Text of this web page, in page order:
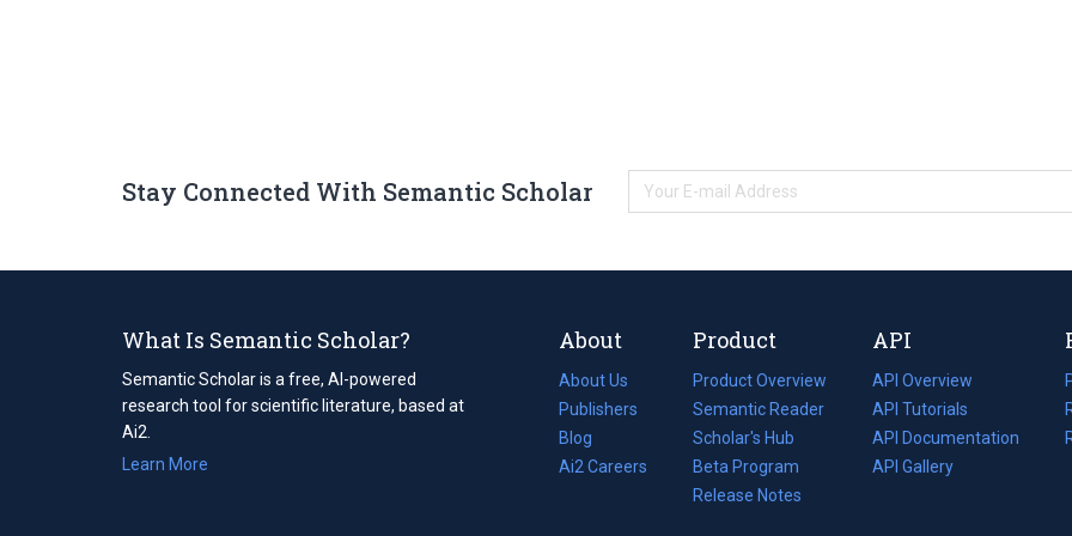
Stay Connected With Semantic Scholar
What Is Semantic Scholar?
Semantic Scholar is a free, AI-powered
research tool for scientific literature, based at
Ai2.
Learn More
About
About Us
Publishers
Blog
(opens
in
Ai2 Careers
(opens
Product
Product Overview
Semantic Reader
Scholar's Hub
Beta Program
Release Notes
API
API Overview
API Tutorials
API Documentation
(opens
in
API Gallery